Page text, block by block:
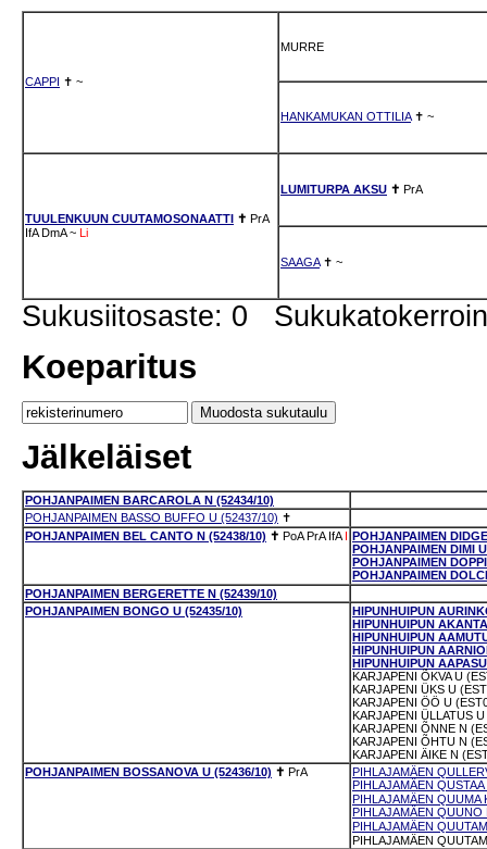
CAPPI ✝ ~
MURRE
HANKAMUKAN OTTILIA✝ ~
TUULENKUUN CUUTAMOSONAATTI ✝ PrA
IfA DmA ~ Li
LUMITURPA AKSU ✝ PrA
SAAGA✝ ~
Sukusiitosaste: 0
Koeparitus
Jälkeläiset
POHJANPAIMEN BARCAROLA N (52434/10)
POHJANPAIMEN BASSO BUFFO U (52437/10) ✝
POHJANPAIMEN BEL CANTO N (52438/10) ✝ PoA PrA IfA
POHJANPAIMEN
POHJANPAIMEN DIMI
POHJANPAIMEN
POHJANPAIMEN
POHJANPAIMEN BERGERETTE N (52439/10)
POHJANPAIMEN BONGO U (52435/10)
HIPUNHUIPUN
HIPUNHUIPUN
HIPUNHUIPUN
HIPUNHUIPUN
HIPUNHUIPUN
KARJAPENI ÕKVA U
KARJAPENI ÜKS U
KARJAPENI ÖÖ U
KARJAPENI ÜLLATUS
KARJAPENI ÕNNE N
KARJAPENI ÕHTU N
KARJAPENI ÄIKE N
POHJANPAIMEN BOSSANOVA U (52436/10) ✝ PrA
PIHLAJAMÄEN
PIHLAJAMÄEN
PIHLAJAMÄEN QUUMA
PIHLAJAMÄEN
PIHLAJAMÄEN
PIHLAJAMÄEN